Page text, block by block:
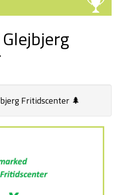
Fritidscenter 🌲